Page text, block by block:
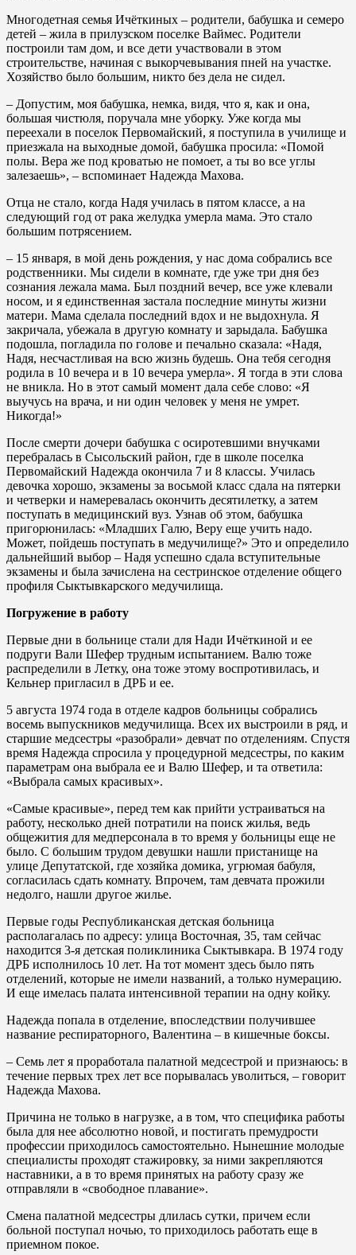
Многодетная семья Ичёткиных – родители, бабушка и семеро
детей – жила в прилузском поселке Ваймес. Родители
построили там дом, и все дети участвовали в этом
строительстве, начиная с выкорчевывания пней на участке.
Хозяйство было большим, никто без дела не сидел.
– Допустим, моя бабушка, немка, видя, что я, как и она,
большая чистюля, поручала мне уборку. Уже когда мы
переехали в поселок Первомайский, я поступила в училище и
приезжала на выходные домой, бабушка просила: «Помой
полы. Вера же под кроватью не помоет, а ты во все углы
залезаешь», – вспоминает Надежда Махова.
Отца не стало, когда Надя училась в пятом классе, а на
следующий год от рака желудка умерла мама. Это стало
большим потрясением.
– 15 января, в мой день рождения, у нас дома собрались все
родственники. Мы сидели в комнате, где уже три дня без
сознания лежала мама. Был поздний вечер, все уже клевали
носом, и я единственная застала последние минуты жизни
матери. Мама сделала последний вдох и не выдохнула. Я
закричала, убежала в другую комнату и зарыдала. Бабушка
подошла, погладила по голове и печально сказала: «Надя,
Надя, несчастливая на всю жизнь будешь. Она тебя сегодня
родила в 10 вечера и в 10 вечера умерла». Я тогда в эти слова
не вникла. Но в этот самый момент дала себе слово: «Я
выучусь на врача, и ни один человек у меня не умрет.
Никогда!»
После смерти дочери бабушка с осиротевшими внучками
перебралась в Сысольский район, где в школе поселка
Первомайский Надежда окончила 7 и 8 классы. Училась
девочка хорошо, экзамены за восьмой класс сдала на пятерки
и четверки и намеревалась окончить десятилетку, а затем
поступать в медицинский вуз. Узнав об этом, бабушка
пригорюнилась: «Младших Галю, Веру еще учить надо.
Может, пойдешь поступать в медучилище?» Это и определило
дальнейший выбор – Надя успешно сдала вступительные
экзамены и была зачислена на сестринское отделение общего
профиля Сыктывкарского медучилища.
Погружение в работу
Первые дни в больнице стали для Нади Ичёткиной и ее
подруги Вали Шефер трудным испытанием. Валю тоже
распределили в Летку, она тоже этому воспротивилась, и
Кельнер пригласил в ДРБ и ее.
5 августа 1974 года в отделе кадров больницы собрались
восемь выпускников медучилища. Всех их выстроили в ряд, и
старшие медсестры «разобрали» девчат по отделениям. Спустя
время Надежда спросила у процедурной медсестры, по каким
параметрам она выбрала ее и Валю Шефер, и та ответила:
«Выбрала самых красивых».
«Самые красивые», перед тем как прийти устраиваться на
работу, несколько дней потратили на поиск жилья, ведь
общежития для медперсонала в то время у больницы еще не
было. С большим трудом девушки нашли пристанище на
улице Депутатской, где хозяйка домика, угрюмая бабуля,
согласилась сдать комнату. Впрочем, там девчата прожили
недолго, нашли другое жилье.
Первые годы Республиканская детская больница
располагалась по адресу: улица Восточная, 35, там сейчас
находится 3-я детская поликлиника Сыктывкара. В 1974 году
ДРБ исполнилось 10 лет. На тот момент здесь было пять
отделений, которые не имели названий, а только нумерацию.
И еще имелась палата интенсивной терапии на одну койку.
Надежда попала в отделение, впоследствии получившее
название респираторного, Валентина – в кишечные боксы.
– Семь лет я проработала палатной медсестрой и признаюсь: в
течение первых трех лет все порывалась уволиться, – говорит
Надежда Махова.
Причина не только в нагрузке, а в том, что специфика работы
была для нее абсолютно новой, и постигать премудрости
профессии приходилось самостоятельно. Нынешние молодые
специалисты проходят стажировку, за ними закрепляются
наставники, а в то время принятых на работу сразу же
отправляли в «свободное плавание».
Смена палатной медсестры длилась сутки, причем если
больной поступал ночью, то приходилось работать еще в
приемном покое.